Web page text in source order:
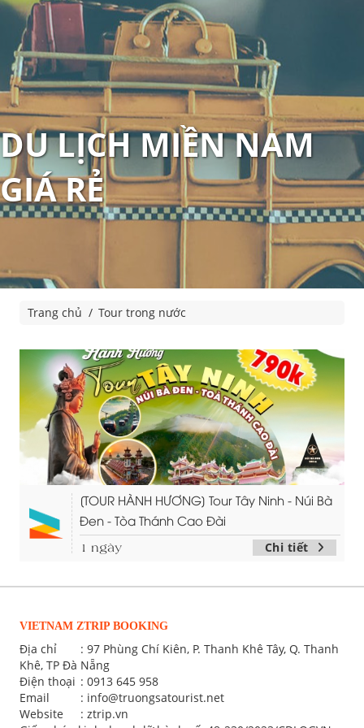
DU LỊCH MIỀN NAM
GIÁ RẺ
Trang chủ Tour trong nước
[TOUR HÀNH HƯƠNG] Tour Tây Ninh - Núi Bà
Đen - Tòa Thánh Cao Đài
1 ngày Chi tiết
VIETNAM ZTRIP BOOKING
Địa chỉ
: 97 Phùng Chí Kiên, P. Thanh Khê Tây, Q. Thanh
Khê, TP Đà Nẵng
Điện thoại : 0913 645 958
Email
: info@truongsatourist.net
Website
: ztrip.vn